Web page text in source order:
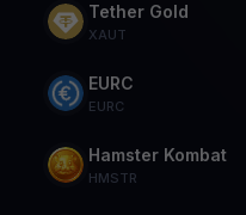
Tether Gold
XAUT
EURC
EURC
Hamster Kombat
HMSTR